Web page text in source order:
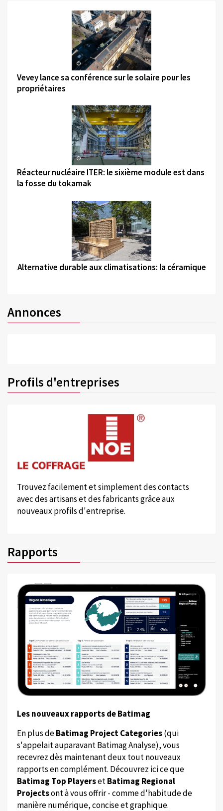
©
Vevey lance sa conférence sur le solaire pour les
propriétaires
©
Réacteur nucléaire ITER: le sixième module est dans
la fosse du tokamak
©
Alternative durable aux climatisations: la céramique
Annonces
Profils d'entreprises
Trouvez facilement et simplement des contacts
avec des artisans et des fabricants grâce aux
nouveaux profils d'entreprise.
Rapports
Les nouveaux rapports de Batimag
En plus deBatimag Project Categories(qui
s'appelait auparavant Batimag Analyse), vous
recevrez dès maintenant deux tout nouveaux
rapports en complément. Découvrez ici ce que
Batimag Top PlayersetBatimag Regional
Projectsont à vous offrir - comme d'habitude de
manière numérique, concise et graphique.